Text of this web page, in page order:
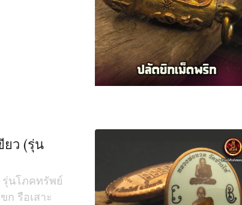
ว (รุ่น
รุ่นโภคทรัพย์
ก รือเสาะ